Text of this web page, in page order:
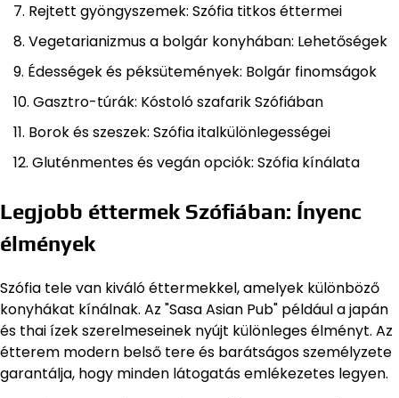
Rejtett gyöngyszemek: Szófia titkos éttermei
Vegetarianizmus a bolgár konyhában: Lehetőségek
Édességek és péksütemények: Bolgár finomságok
Gasztro-túrák: Kóstoló szafarik Szófiában
Borok és szeszek: Szófia italkülönlegességei
Gluténmentes és vegán opciók: Szófia kínálata
Legjobb éttermek Szófiában: Ínyenc
élmények
Szófia tele van kiváló éttermekkel, amelyek különböző
konyhákat kínálnak. Az "Sasa Asian Pub" például a japán
és thai ízek szerelmeseinek nyújt különleges élményt. Az
étterem modern belső tere és barátságos személyzete
garantálja, hogy minden látogatás emlékezetes legyen.